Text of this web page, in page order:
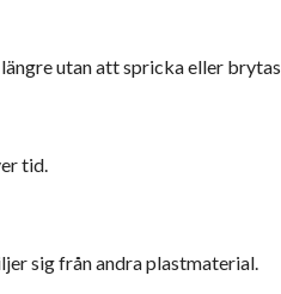
utan att spricka eller brytas.
tid.
sig från andra plastmaterial.